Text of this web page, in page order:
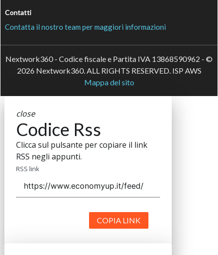
Contatti
Contatta il nostro team per maggiori informazioni
Nextwork360 - Codice fiscale e Partita IVA 13868590962 - ©
2026 Nextwork360. ALL RIGHTS RESERVED. ISP AWS
Mappa del sito
close
Codice Rss
Clicca sul pulsante per copiare il link
RSS negli appunti.
RSS link
COPIA LINK